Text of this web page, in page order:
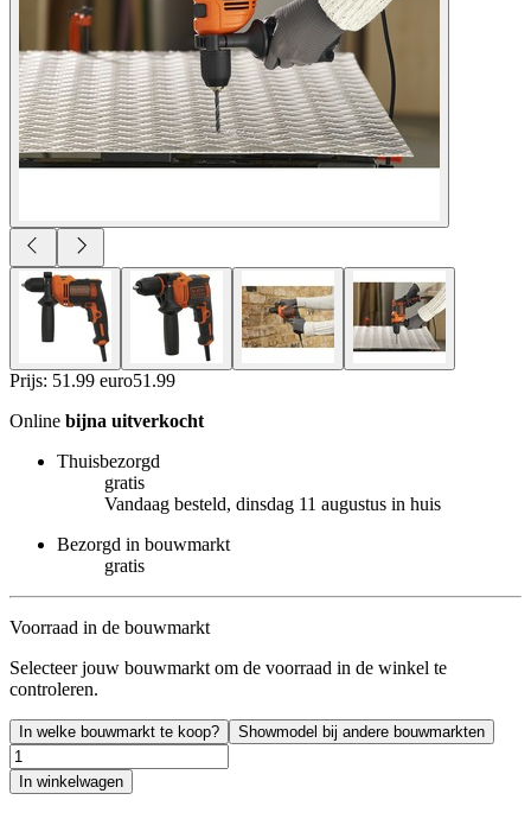
Prijs: 51.99 euro51 .99
Online bijna uitverkocht
Thuisbezorgd
gratis
Vandaag besteld, dinsdag 11 augustus in huis
Bezorgd in bouwmarkt
gratis
Voorraad in de bouwmarkt
Selecteer jouw bouwmarkt om de voorraad in de winkel te
controleren.
In welke bouwmarkt te koop? Showmodel bij andere bouwmarkten
In winkelwagen